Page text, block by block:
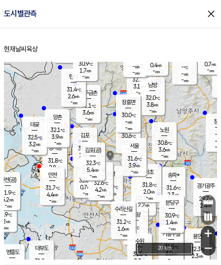
도시별관측 close
홈
현재날씨 육상
의도
℃
m/s
mm
영흥도
양주
32.7℃
3.1
-mm
과천
31.0℃
2.2m/s
- mm
용인
32.3℃
2.3m/s
경기광주
29.7℃
2.4m/s
-mm
대부도
31.8
경서동
31.8℃
2.8 m/s
-mm
파주금촌
31.1℃
3.6m/s
-mm
-℃
-m/s
-mm
대곶
32.5℃
3.2m/s
-mm
창
-
-m/
-
탄현
31.4℃
2.6m/s
-mm
0.7m/s
-mm
의왕
- ℃
m/s
mm
김포
31.5℃
1.8 m/s
mm
광명
31.9 ℃
2.8 m/s
-mm
부천
32.8℃
0.7m/s
-mm
양촌
32.1℃
3.9m/s
-mm
구로
32.6℃
4.2m/s
-mm
은평
30.6℃
3.1 m/s
- mm
노원
30.8℃
3.6m/s
-mm
송파*
31.6℃
2.3m/s
-mm
서초
31.8℃
2.0m/s
-mm
남방
32.0℃
3.8m/s
-mm
기흥구갈
31.5℃
3.0m/s
-
수리산길
31.2℃
1.6m/s
-mm
분당구
30.9℃
1.4m/s
-mm
장흥면
30.0℃
-m/s
-mm
-m/s
-mm
인천(공)
31.9℃
5.2m/s
-mm
김포(공)
32.3℃
5.4m/s
-mm
수원
31.5℃
3.3 m/s
인천
31.7℃
4.4m/s
-mm
서울
31.6℃
3.9m/s
-mm
30.9℃
1.7m/s
-mm
0.4m/s
-mm
+
−
20 km